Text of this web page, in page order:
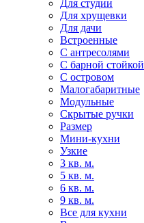
Для студии
Для хрущевки
Для дачи
Встроенные
С антресолями
С барной стойкой
С островом
Малогабаритные
Модульные
Скрытые ручки
Размер
Мини-кухни
Узкие
3 кв. м.
5 кв. м.
6 кв. м.
9 кв. м.
Все для кухни